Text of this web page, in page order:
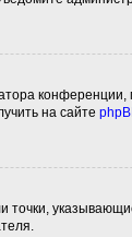
на сайте
точки,